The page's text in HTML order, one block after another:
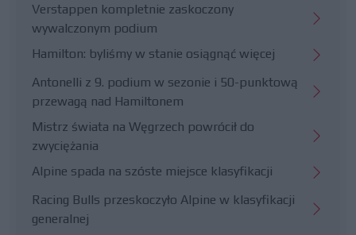
Verstappen kompletnie zaskoczony
wywalczonym podium
Hamilton: byliśmy w stanie osiągnąć więcej
Antonelli z 9. podium w sezonie i 50-punktową
przewagą nad Hamiltonem
Mistrz świata na Węgrzech powrócił do
zwyciężania
Alpine spada na szóste miejsce klasyfikacji
Racing Bulls przeskoczyło Alpine w klasyfikacji
generalnej